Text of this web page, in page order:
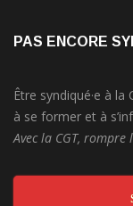
PAS ENCORE
Être syndiqué·e à
à se former et à
Avec la CGT, rompre